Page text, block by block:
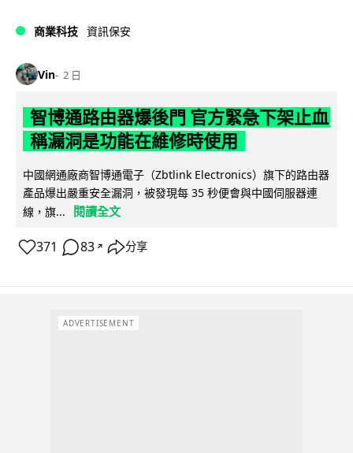
商業科技 資訊保安
Vin 2 日
智博通路由器爆後門 官方緊急下架止血
稱漏洞是功能在維修時使用
中國網通廠商智博通電子（Zbtlink Electronics）旗下的路由器
產品爆出嚴重安全漏洞，被發現每 35 秒便會與中國伺服器連
線，旗...
閱讀全文
371 83 ↗ 分享
ADVERTISEMENT